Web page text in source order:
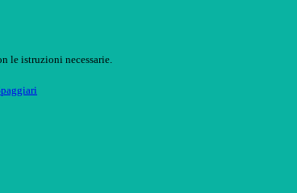
le istruzioni necessarie.